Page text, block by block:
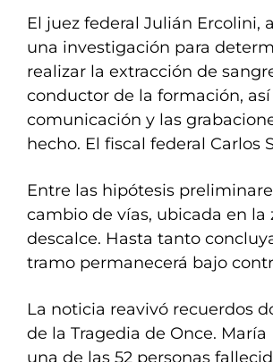
El juez federal Julián Ercolini,
una investigación para
realizar la extracción de
conductor de la formación,
comunicación y las
hecho. El fiscal federal Carlos
Entre las hipótesis
cambio de vías, ubicada en
descalce. Hasta tanto
tramo permanecerá bajo
La noticia reavivó recuerdos
de la Tragedia de Once.
una de las 52 personas